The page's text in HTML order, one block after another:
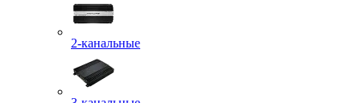
2-канальные